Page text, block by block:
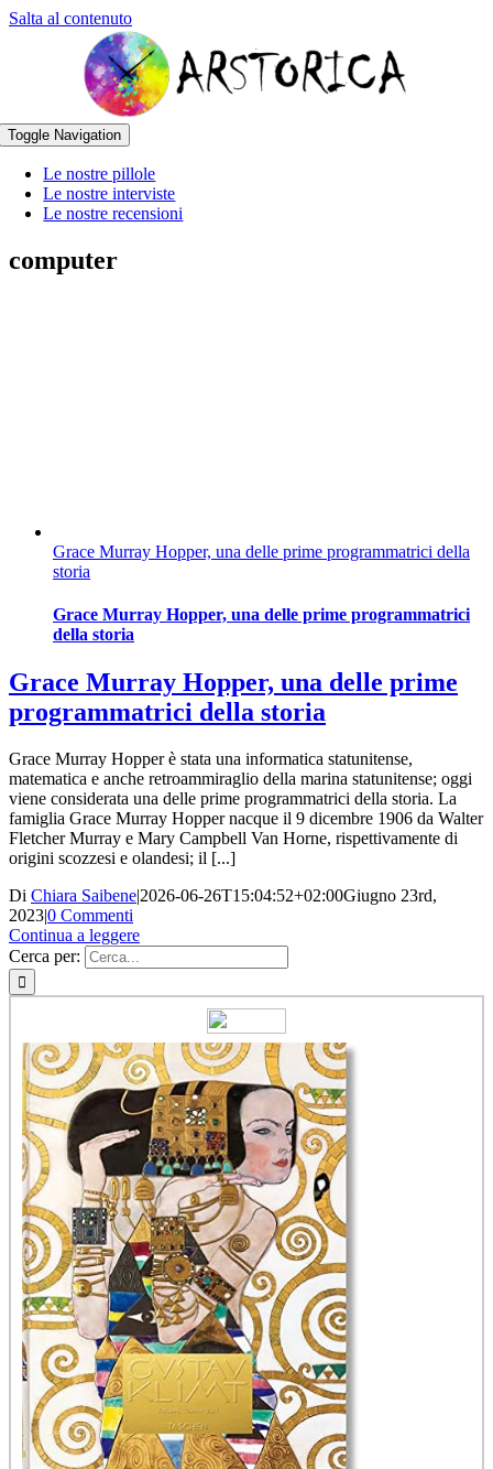
Salta al contenuto
Toggle Navigation
Le nostre pillole
Le nostre interviste
Le nostre recensioni
computer
Grace Murray Hopper, una delle prime programmatrici della
storia
Grace Murray Hopper, una delle prime programmatrici
della storia
Grace Murray Hopper, una delle prime
programmatrici della storia
Grace Murray Hopper è stata una informatica statunitense,
matematica e anche retroammiraglio della marina statunitense; oggi
viene considerata una delle prime programmatrici della storia. La
famiglia Grace Murray Hopper nacque il 9 dicembre 1906 da Walter
Fletcher Murray e Mary Campbell Van Horne, rispettivamente di
origini scozzesi e olandesi; il [...]
Di Chiara Saibene|2026-06-26T15:04:52+02:00Giugno 23rd,
2023|0 Commenti
Continua a leggere
Cerca per: